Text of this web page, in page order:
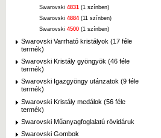
Swarovski 4831 (1 színben)
Swarovski 4884 (11 színben)
Swarovski 4500 (1 színben)
Swarovski Varrható kristályok (17 féle
termék)
Swarovski Kristály gyöngyök (46 féle
termék)
Swarovski Igazgyöngy utánzatok (9 féle
termék)
Swarovski Kristály medálok (56 féle
termék)
Swarovski Műanyagfoglalatú rövidáruk
Swarovski Gombok